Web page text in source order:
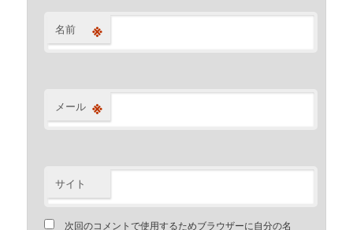
名前 ※
メール ※
サイト
次回のコメントで使用するためブラウザーに自分の名